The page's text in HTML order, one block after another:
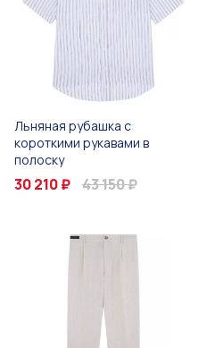
Льняная рубашка с
короткими рукавами в
полоску
30 210 ₽ 43 150 ₽